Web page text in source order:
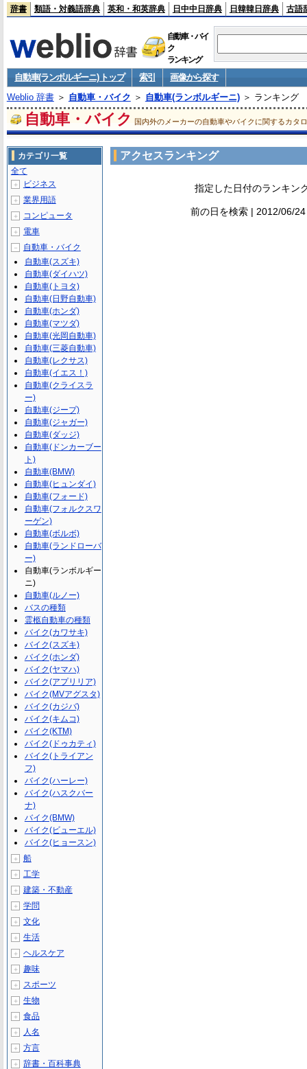
辞書 類語・対義語辞典 英和・和英辞典 日中中日辞典 日韓韓日辞典 古語
自動車・バイ
ク
ランキング
自動車(ランボルギーニ) トップ 索引
画像から探す
Weblio 辞書＞ 自動車・バイク ＞ 自動車(ランボルギーニ)＞ ランキング
自動車・バイク 国内外のメーカーの自動車やバイクに関するカタ
アクセスランキング
指定した日付のランキン
前の日を検索 | 2012/06/
カテゴリ一覧
全て
＋ ビジネス
＋ 業界用語
＋ コンピュータ
＋ 電車
－
自動車・バイク
自動車(スズキ)
自動車(ダイハツ)
自動車(トヨタ)
自動車(日野自動車)
自動車(ホンダ)
自動車(マツダ)
自動車(光岡自動車)
自動車(三菱自動車)
自動車(レクサス)
自動車(イエス！)
自動車(クライスラ
ー)
自動車(ジープ)
自動車(ジャガー)
自動車(ダッジ)
自動車(ドンカーブー
ト)
自動車(BMW)
自動車(ヒュンダイ)
自動車(フォード)
自動車(フォルクスワ
ーゲン)
自動車(ボルボ)
自動車(ランドローバ
ー)
自動車(ランボルギー
ニ)
自動車(ルノー)
バスの種類
霊柩自動車の種類
バイク(カワサキ)
バイク(スズキ)
バイク(ホンダ)
バイク(ヤマハ)
バイク(アプリリア)
バイク(MVアグスタ)
バイク(カジバ)
バイク(キムコ)
バイク(KTM)
バイク(ドゥカティ)
バイク(トライアン
フ)
バイク(ハーレー)
バイク(ハスクバー
ナ)
バイク(BMW)
バイク(ビューエル)
バイク(ヒョースン)
＋ 船
＋ 工学
＋ 建築・不動産
＋ 学問
＋ 文化
＋ 生活
＋ ヘルスケア
＋ 趣味
＋ スポーツ
＋ 生物
＋ 食品
＋ 人名
＋ 方言
＋ 辞書・百科事典